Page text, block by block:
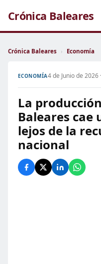
Crónica Baleares
Crónica Baleares › Economía
ECONOMÍA4 de Junio de 2026
La
Baleares cae
lejos de la
nacional